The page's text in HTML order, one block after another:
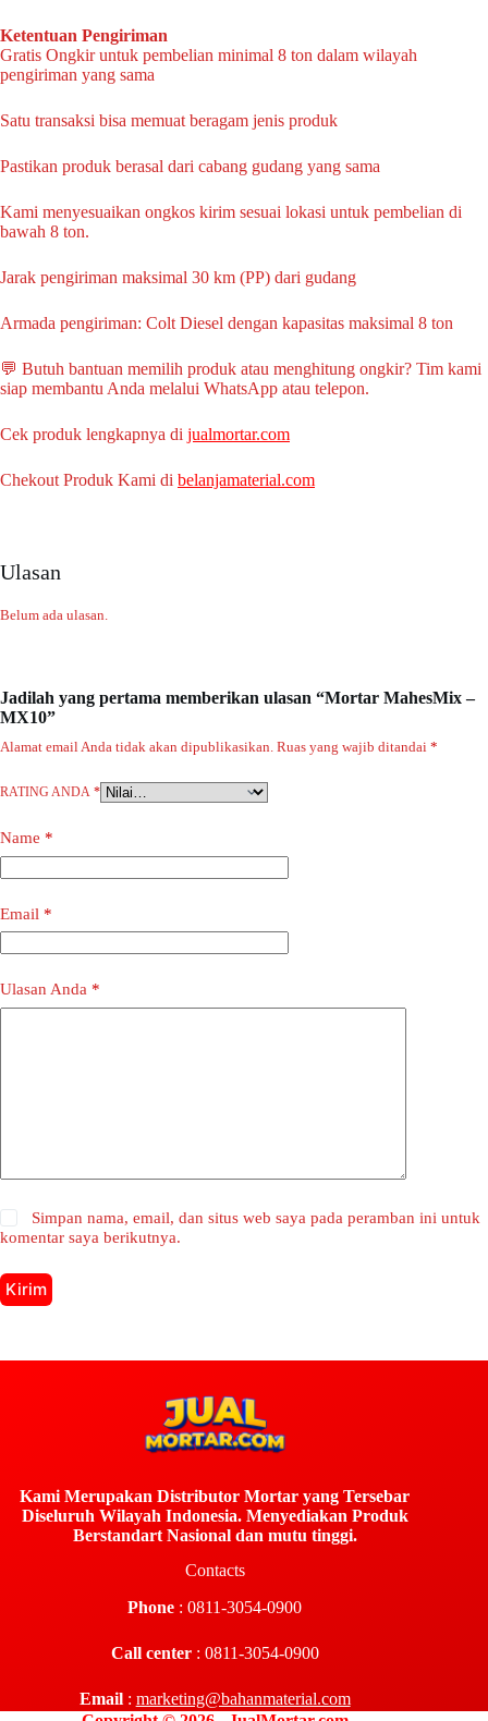
Ketentuan Pengiriman
Gratis Ongkir untuk pembelian minimal 8 ton dalam wilayah
pengiriman yang sama
Satu transaksi bisa memuat beragam jenis produk
Pastikan produk berasal dari cabang gudang yang sama
Kami menyesuaikan ongkos kirim sesuai lokasi untuk pembelian di
bawah 8 ton.
Jarak pengiriman maksimal 30 km (PP) dari gudang
Armada pengiriman: Colt Diesel dengan kapasitas maksimal 8 ton
💬 Butuh bantuan memilih produk atau menghitung ongkir? Tim kami
siap membantu Anda melalui WhatsApp atau telepon.
Cek produk lengkapnya di jualmortar.com
Chekout Produk Kami di belanjamaterial.com
Ulasan
Belum ada ulasan.
Jadilah yang pertama memberikan ulasan “Mortar MahesMix –
MX10”
Alamat email Anda tidak akan dipublikasikan. Ruas yang wajib ditandai *
RATING ANDA *
Name *
Email *
Ulasan Anda *
Simpan nama, email, dan situs web saya pada peramban ini untuk
komentar saya berikutnya.
Kirim
Kami Merupakan Distributor Mortar yang Tersebar
Diseluruh Wilayah Indonesia. Menyediakan Produk
Berstandart Nasional dan mutu tinggi.
Contacts
Phone : 0811-3054-0900
Call center : 0811-3054-0900
Email: marketing@bahanmaterial.com